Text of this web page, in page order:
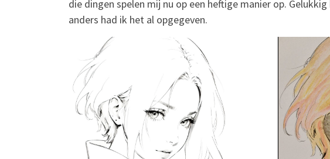
die dingen spelen mij nu op een heftige manier op.
anders had ik het al opgegeven.